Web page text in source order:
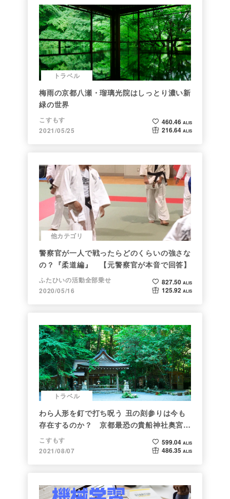
トラベル
梅雨の京都八瀬・瑠璃光院はしっとり濃い新
緑の世界
こすもす
2021/05/25
460.46 ALIS
216.64 ALIS
他カテゴリ
警察官が一人で戦ったらどのくらいの強さな
の？『柔道編』 【元警察官が本音で回答】
ふたひいの活動全部乗せ
2020/05/16
827.50 ALIS
125.92 ALIS
トラベル
わら人形を釘で打ち呪う 丑の刻参りは今も
存在するのか？ 京都最恐の貴船神社奥宮を
調べた
こすもす
2021/08/07
599.04 ALIS
486.35 ALIS